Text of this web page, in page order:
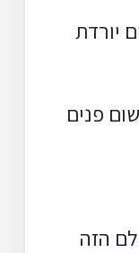
יורדת
פנים
הזה